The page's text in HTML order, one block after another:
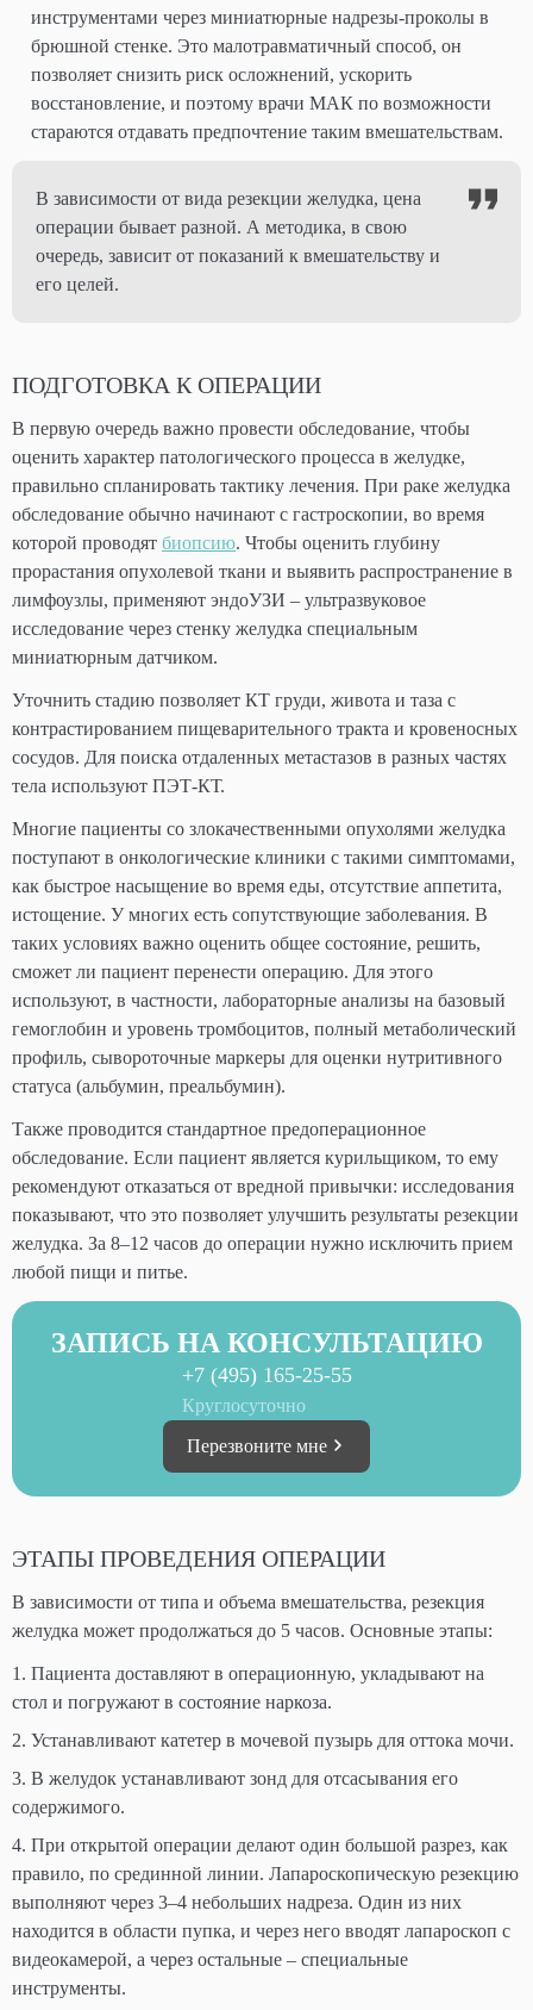
инструментами через миниатюрные надрезы-проколы в
брюшной стенке. Это малотравматичный способ, он
позволяет снизить риск осложнений, ускорить
восстановление, и поэтому врачи МАК по возможности
стараются отдавать предпочтение таким вмешательствам.
В зависимости от вида резекции желудка, цена
операции бывает разной. А методика, в свою
очередь, зависит от показаний к вмешательству и
его целей.
ПОДГОТОВКА К ОПЕРАЦИИ
В первую очередь важно провести обследование, чтобы
оценить характер патологического процесса в желудке,
правильно спланировать тактику лечения. При раке желудка
обследование обычно начинают с гастроскопии, во время
которой проводят биопсию. Чтобы оценить глубину
прорастания опухолевой ткани и выявить распространение в
лимфоузлы, применяют эндоУЗИ – ультразвуковое
исследование через стенку желудка специальным
миниатюрным датчиком.
Уточнить стадию позволяет КТ груди, живота и таза с
контрастированием пищеварительного тракта и кровеносных
сосудов. Для поиска отдаленных метастазов в разных частях
тела используют ПЭТ-КТ.
Многие пациенты со злокачественными опухолями желудка
поступают в онкологические клиники с такими симптомами,
как быстрое насыщение во время еды, отсутствие аппетита,
истощение. У многих есть сопутствующие заболевания. В
таких условиях важно оценить общее состояние, решить,
сможет ли пациент перенести операцию. Для этого
используют, в частности, лабораторные анализы на базовый
гемоглобин и уровень тромбоцитов, полный метаболический
профиль, сывороточные маркеры для оценки нутритивного
статуса (альбумин, преальбумин).
Также проводится стандартное предоперационное
обследование. Если пациент является курильщиком, то ему
рекомендуют отказаться от вредной привычки: исследования
показывают, что это позволяет улучшить результаты резекции
желудка. За 8–12 часов до операции нужно исключить прием
любой пищи и питье.
ЗАПИСЬ НА КОНСУЛЬТАЦИЮ
Круглосуточно
+7 (495) 165-25-55
Перезвоните мне
ЭТАПЫ ПРОВЕДЕНИЯ ОПЕРАЦИИ
В зависимости от типа и объема вмешательства, резекция
желудка может продолжаться до 5 часов. Основные этапы:
Пациента доставляют в операционную, укладывают на
стол и погружают в состояние наркоза.
Устанавливают катетер в мочевой пузырь для оттока мочи.
В желудок устанавливают зонд для отсасывания его
содержимого.
При открытой операции делают один большой разрез, как
правило, по срединной линии. Лапароскопическую резекцию
выполняют через 3–4 небольших надреза. Один из них
находится в области пупка, и через него вводят лапароскоп с
видеокамерой, а через остальные – специальные
инструменты.